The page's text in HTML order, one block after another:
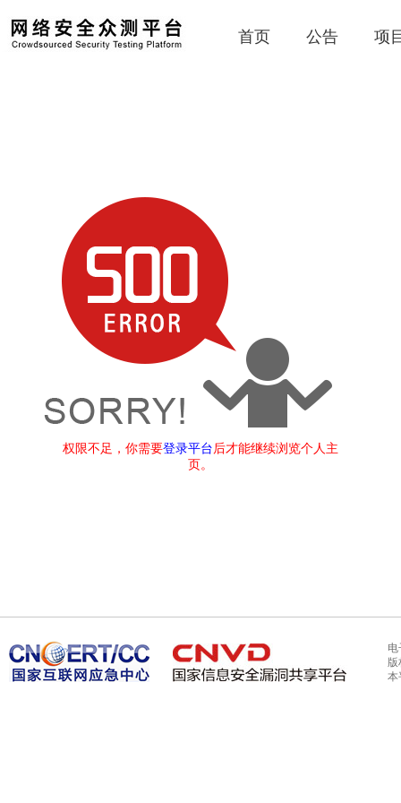
首页 公告 项
权限不足，你需要登录平台后才能继续浏览个人主
页。
本